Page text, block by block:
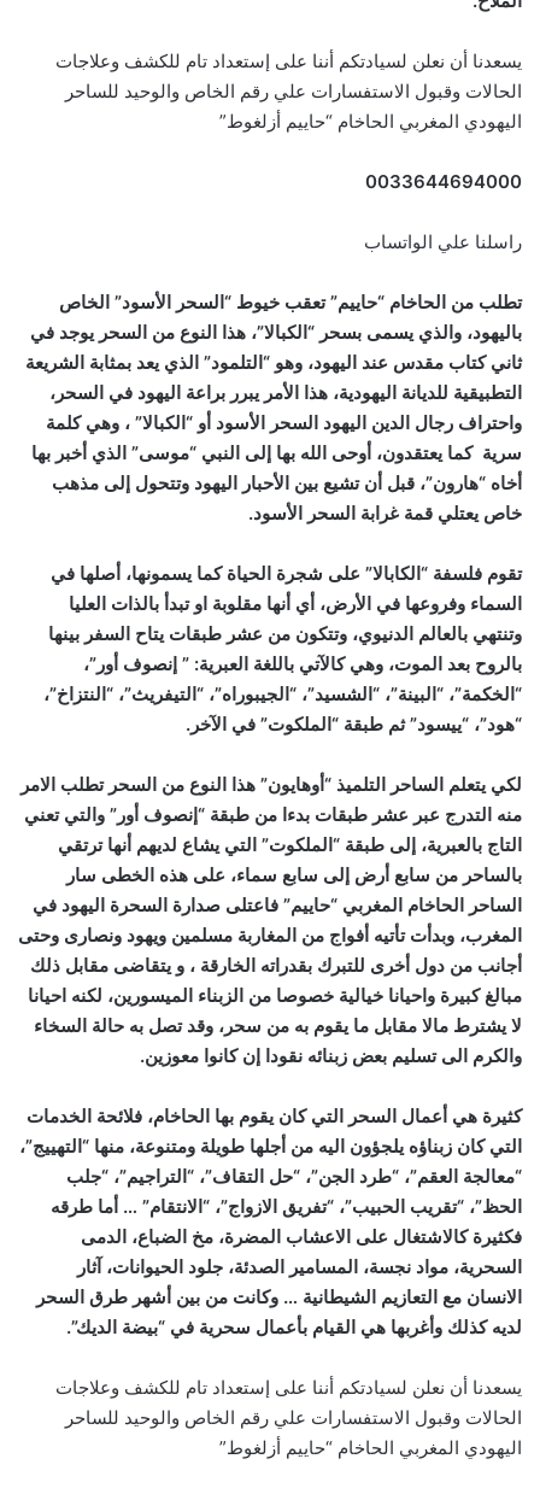
يسعدنا أن نعلن لسيادتكم أننا على إستعداد تام للكشف وعلاجات
الحالات وقبول الاستفسارات علي رقم الخاص والوحيد للساحر
اليهودي المغربي الحاخام “حاييم أزلغوط”
0033644694000
راسلنا علي الواتساب
تطلب من الحاخام “حاييم” تعقب خيوط “السحر الأسود” الخاص
باليهود، والذي يسمى بسحر “الكبالا”، هذا النوع من السحر يوجد في
ثاني كتاب مقدس عند اليهود، وهو “التلمود” الذي يعد بمثابة الشريعة
التطبيقية للديانة اليهودية، هذا الأمر يبرر براعة اليهود في السحر،
واحتراف رجال الدين اليهود السحر الأسود أو “الكبالا” ، وهي كلمة
سرية كما يعتقدون، أوحى الله بها إلى النبي “موسى” الذي أخبر بها
أخاه “هارون”، قبل أن تشيع بين الأحبار اليهود وتتحول إلى مذهب
خاص يعتلي قمة غرابة السحر الأسود.
تقوم فلسفة “الكابالا” على شجرة الحياة كما يسمونها، أصلها في
السماء وفروعها في الأرض، أي أنها مقلوبة او تبدأ بالذات العليا
وتنتهي بالعالم الدنيوي، وتتكون من عشر طبقات يتاح السفر بينها
بالروح بعد الموت، وهي كالآتي باللغة العبرية: ” إنصوف أور”،
“الخكمة”، “البينة”، “الشسيد”، “الجيبوراه”، “التيفريث”، “النتزاخ”،
“هود”، “ييسود” ثم طبقة “الملكوت” في الآخر.
لكي يتعلم الساحر التلميذ “أوهايون” هذا النوع من السحر تطلب الامر
منه التدرج عبر عشر طبقات بدءا من طبقة “إنصوف أور” والتي تعني
التاج بالعبرية، إلى طبقة “الملكوت” التي يشاع لديهم أنها ترتقي
بالساحر من سابع أرض إلى سابع سماء، على هذه الخطى سار
الساحر الحاخام المغربي “حاييم” فاعتلى صدارة السحرة اليهود في
المغرب، وبدأت تأتيه أفواج من المغاربة مسلمين ويهود ونصارى وحتى
أجانب من دول أخرى للتبرك بقدراته الخارقة ، و يتقاضى مقابل ذلك
مبالغ كبيرة واحيانا خيالية خصوصا من الزبناء الميسورين، لكنه احيانا
لا يشترط مالا مقابل ما يقوم به من سحر، وقد تصل به حالة السخاء
والكرم الى تسليم بعض زبنائه نقودا إن كانوا معوزين.
كثيرة هي أعمال السحر التي كان يقوم بها الحاخام، فلائحة الخدمات
التي كان زبناؤه يلجؤون اليه من أجلها طويلة ومتنوعة، منها “التهييج”،
“معالجة العقم”، “طرد الجن”، “حل التقاف”، “التراجيم”، “جلب
الحظ”، “تقريب الحبيب”، “تفريق الازواج”، “الانتقام” … أما طرقه
فكثيرة كالاشتغال على الاعشاب المضرة، مخ الضباع، الدمى
السحرية، مواد نجسة، المسامير الصدئة، جلود الحيوانات، آثار
الانسان مع التعازيم الشيطانية … وكانت من بين أشهر طرق السحر
لديه كذلك وأغربها هي القيام بأعمال سحرية في “بيضة الديك”.
يسعدنا أن نعلن لسيادتكم أننا على إستعداد تام للكشف وعلاجات
الحالات وقبول الاستفسارات علي رقم الخاص والوحيد للساحر
اليهودي المغربي الحاخام “حاييم أزلغوط”